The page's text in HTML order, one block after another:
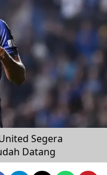
Segera
Datang